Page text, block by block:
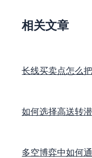
相关文章
长线买卖点怎么
如何选择高送转
多空博弈中如何